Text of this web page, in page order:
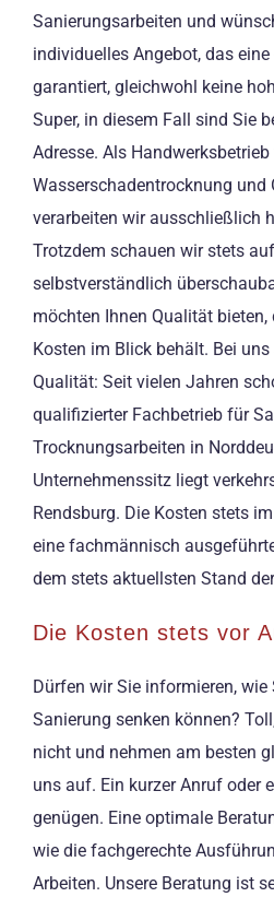
Sanierungsarbeiten und
individuelles Angebot, das
garantiert, gleichwohl keine
Super, in diesem Fall sind Sie
Adresse. Als
Wasserschadentrocknung und
verarbeiten wir ausschließlich
Trotzdem schauen wir stets
selbstverständlich
möchten Ihnen Qualität
Kosten im Blick behält. Bei
Qualität: Seit vielen Jahren
qualifizierter Fachbetrieb für
Trocknungsarbeiten in
Unternehmenssitz liegt
Rendsburg. Die Kosten stets
eine fachmännisch
dem stets aktuellsten Stand
Die Kosten stets vor
Dürfen wir Sie informieren, wie
Sanierung senken können?
nicht und nehmen am besten
uns auf. Ein kurzer Anruf oder
genügen. Eine optimale
wie die fachgerechte
Arbeiten. Unsere Beratung ist